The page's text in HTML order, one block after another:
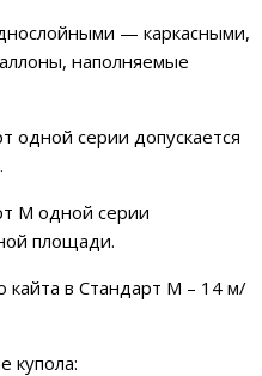
— каркасными,
наполняемые
одной серии допускается
М одной серии
площади.
в Стандарт М – 14 м/
купола: